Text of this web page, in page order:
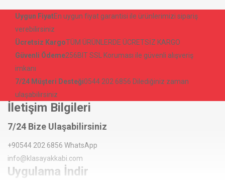
Uygun FiyatEn uygun fiyat garantisi ile ürünlerimizi sipariş
verebilirsiniz
Ücretsiz KargoTÜM ÜRÜNLERDE ÜCRETSİZ KARGO
Güvenli Ödeme256BIT SSL Koruması ile güvenli alışveriş
imkanı
7/24 Müşteri Desteği0544 202 6856 Dilediğiniz zaman
ulaşabilirsiniz
İletişim Bilgileri
7/24 Bize Ulaşabilirsiniz
+90544 202 6856 WhatsApp
info@klasayakkabi.com
Uygulama İndir